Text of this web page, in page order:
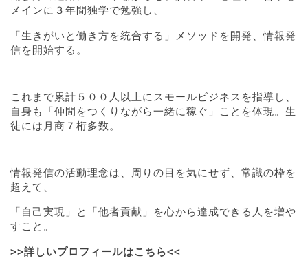
メインに３年間独学で勉強し、
「生きがいと働き方を統合する」メソッドを開発、情報発
信を開始する。
これまで累計５００人以上にスモールビジネスを指導し、
自身も「仲間をつくりながら一緒に稼ぐ」ことを体現。生
徒には月商７桁多数。
情報発信の活動理念は、周りの目を気にせず、常識の枠を
超えて、
「自己実現」と「他者貢献」を心から達成できる人を増や
すこと。
>>詳しいプロフィールはこちら<<